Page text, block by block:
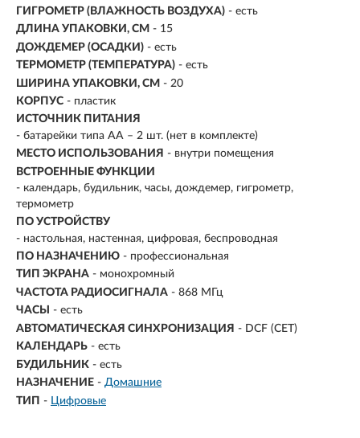
ГИГРОМЕТР (ВЛАЖНОСТЬ ВОЗДУХА) - есть
ДЛИНА УПАКОВКИ, СМ - 15
ДОЖДЕМЕР (ОСАДКИ) - есть
ТЕРМОМЕТР (ТЕМПЕРАТУРА) - есть
ШИРИНА УПАКОВКИ, СМ - 20
КОРПУС - пластик
ИСТОЧНИК ПИТАНИЯ
- батарейки типа АА – 2 шт. (нет в комплекте)
МЕСТО ИСПОЛЬЗОВАНИЯ - внутри помещения
ВСТРОЕННЫЕ ФУНКЦИИ
- календарь, будильник, часы, дождемер, гигрометр,
термометр
ПО УСТРОЙСТВУ
- настольная, настенная, цифровая, беспроводная
ПО НАЗНАЧЕНИЮ - профессиональная
ТИП ЭКРАНА - монохромный
ЧАСТОТА РАДИОСИГНАЛА - 868 МГц
ЧАСЫ
- есть
АВТОМАТИЧЕСКАЯ СИНХРОНИЗАЦИЯ - DCF (CET)
КАЛЕНДАРЬ - есть
БУДИЛЬНИК - есть
НАЗНАЧЕНИЕ - Домашние
ТИП - Цифровые